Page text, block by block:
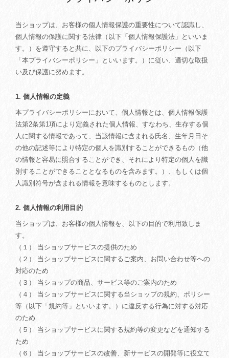
当ショップは、お客様の個人情報保護の重要性について認識し、
個人情報の保護に関する法律（以下「個人情報保護法」といいま
す。）を遵守すると共に、以下のプライバシーポリシー（以下
「本プライバシーポリシー」といいます。）に従い、適切な取扱
い及び保護に努めます。
1. 個人情報の定義
本プライバシーポリシーにおいて、個人情報とは、個人情報保護
法第2条第1項により定義された個人情報、すなわち、生存する個
人に関する情報であって、当該情報に含まれる氏名、生年月日そ
の他の記述等により特定の個人を識別することができるもの（他
の情報と容易に照合することができ、それにより特定の個人を識
別することができることとなるものを含みます。）、もしくは個
人識別符号が含まれる情報を意味するものとします。
2. 個人情報の利用目的
当ショップは、お客様の個人情報を、以下の目的で利用致しま
す。
（１） 当ショップサービスの提供のため
（２） 当ショップサービスに関するご案内、お問い合わせ等への
対応のため
（３） 当ショップの商品、サービス等のご案内のため
（４） 当ショップサービスに関する当ショップの規約、ポリシー
等（以下「規約等」といいます。）に違反する行為に対する対応
のため
（５） 当ショップサービスに関する規約等の変更などを通知する
ため
（６） 当ショップサービスの改善、新サービスの開発等に役立て